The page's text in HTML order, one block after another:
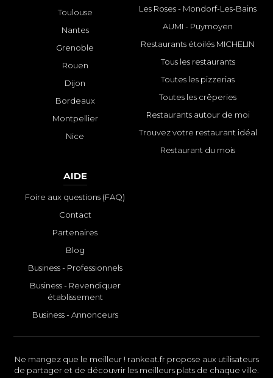
Toulouse
Nantes
Grenoble
Rouen
Dijon
Bordeaux
Montpellier
Nice
Les Roses - Mondorf-Les-Bains
AUMI - Puymoyen
Restaurants étoilés MICHELIN
Tous les restaurants
Toutes les pizzerias
Toutes les crêperies
Restaurants autour de moi
Trouvez votre restaurant idéal
Restaurant du mois
AIDE
Foire aux questions (FAQ)
Contact
Partenaires
Blog
Business - Professionnels
Business - Revendiquer
établissement
Business - Annonceurs
Ne mangez que le meilleur ! rankeat.fr propose aux utilisateurs
de partager et de découvrir les meilleurs plats de chaque ville.